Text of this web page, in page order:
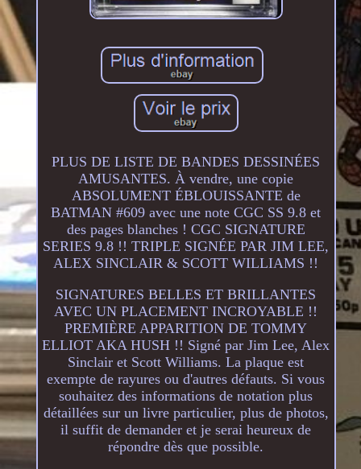
PLUS DE LISTE DE BANDES DESSINÉES
AMUSANTES. À vendre, une copie
ABSOLUMENT ÉBLOUISSANTE de
BATMAN #609 avec une note CGC SS 9.8 et
des pages blanches ! CGC SIGNATURE
SERIES 9.8 !! TRIPLE SIGNÉE PAR JIM LEE,
ALEX SINCLAIR & SCOTT WILLIAMS !!
SIGNATURES BELLES ET BRILLANTES
AVEC UN PLACEMENT INCROYABLE !!
PREMIÈRE APPARITION DE TOMMY
ELLIOT AKA HUSH !! Signé par Jim Lee, Alex
Sinclair et Scott Williams. La plaque est
exempte de rayures ou d'autres défauts. Si vous
souhaitez des informations de notation plus
détaillées sur un livre particulier, plus de photos,
il suffit de demander et je serai heureux de
répondre dès que possible.